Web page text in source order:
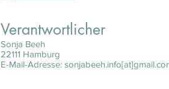
Verantwortlicher
Sonja Beeh
22111 Hamburg
E-Mail-Adresse: